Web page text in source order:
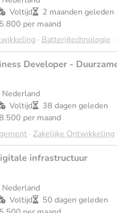
Voltijd
2 maanden geleden
per maand
· Batterijtechnologie ·
Developer -
Voltijd
38 dagen geleden
per maand
· Zakelijke Ontwikkeling
infrastructuur
Voltijd
50 dagen geleden